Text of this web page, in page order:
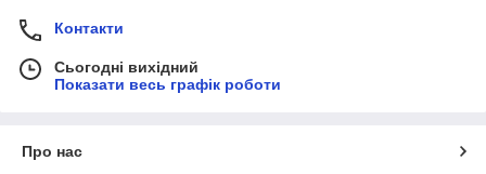
Контакти
Сьогодні вихідний
Показати весь графік роботи
Про нас